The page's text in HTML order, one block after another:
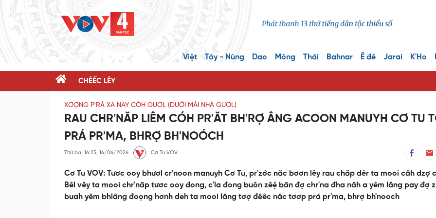
Việt Tày - Nùng Dao Mông Thái Bahnar Ê đê Jarai K'Ho
CHÊẾC LÊY
XƠỢNG P'RÁ XA NAY CÓH GƯƠL (DƯỚI MÁI NHÀ GƯƠL)
RAU CHR'NĂP LIÊM CÓH PR'ĂT BH'RỢ ÂNG ACOON MANUYH CƠ TU
PRÁ PR'MA, BHRỢ BH'NOÓCH
Thứ ba, 16:25, 16/06/2026 Cơ Tu VOV
Cơ Tu VOV: Tươc ooy bhươl cr'noon manuyh Cơ Tu, pr'zớc năc bơơn lêy rau chăp dêr ta mooi căh dzợ
Bêl vêy ta mooi chr'năp tươc ooy đong, c'la đong buôn zêệ băn đợ chr'na đha năh a yêm lâng pay đợ
buah yêm bhlâng đoọng hơnh deh ta mooi lâng tơợ đêêc năc tơơp prá pr'ma, bhrợ bh'nooch